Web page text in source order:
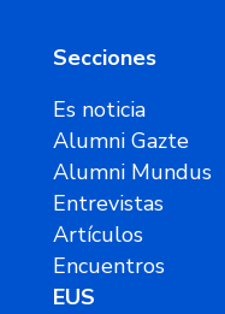
Secciones
Es noticia
Alumni Gazte
Alumni Mundus
Entrevistas
Artículos
Encuentros
EUS